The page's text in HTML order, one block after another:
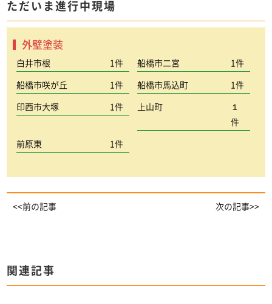
ただいま進行中現場
外壁塗装
白井市根 1件 船橋市二宮 1件
船橋市咲が丘 1件 船橋市馬込町 1件
印西市大塚 1件 上山町
１
件
前原東 1件
<<前の記事 次の記事>>
関連記事